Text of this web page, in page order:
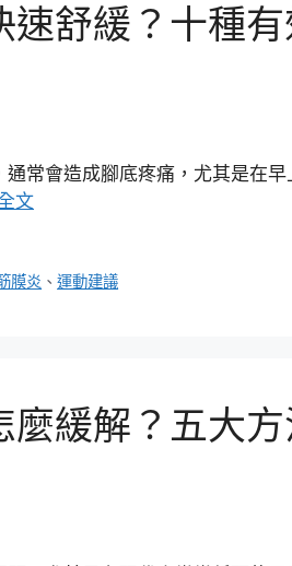
速舒緩？十種
常會造成腳底疼痛，尤其是在
文
膜炎 、運動建議
麼緩解？五大